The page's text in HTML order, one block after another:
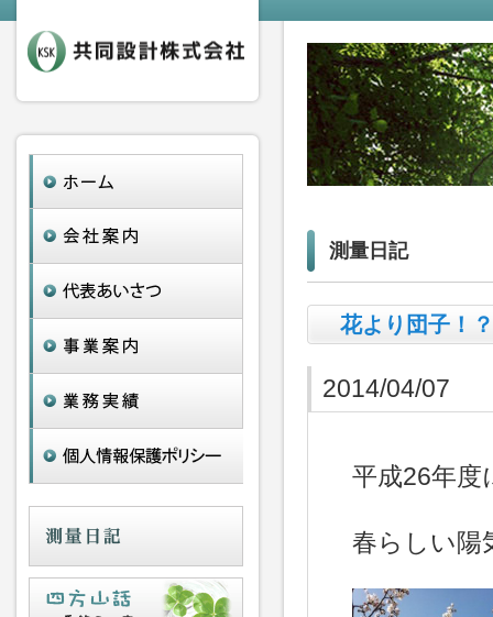
測量日記
花より団子！？
2014/04/07
平成26年度
春らしい陽